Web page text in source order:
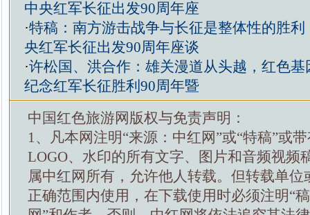
中央红军长征出发90周年座
·特稿：南方游击战争与长征是整体性的胜利
央红军长征出发90周年座谈
·许松国、洪合作：雄关漫道从头越，红色
纪念红军长征胜利90周年暨
中国红色旅游网版权与免责声明：
1、凡本网注明“来源：中红网”或“特稿”或
LOGO、水印的所有文字、图片和音频视频
属中红网所有，允许他人转载。但转载单位
正确范围内使用，在下载使用时必须注明“